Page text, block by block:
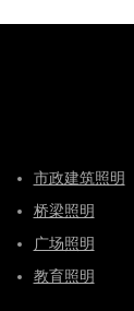
市政建筑照明
桥梁照明
广场照明
教育照明